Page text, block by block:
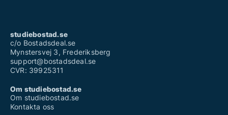
Lägenheter att hyra i Kirseberg
Lägenheter att hyra i Klippan
Lägenheter att hyra i Kristianstad
Lägenheter att hyra i Kävlinge
Lägenheter att hyra i Landskrona
Lägenheter att hyra i Lomma
Lägenheter att hyra i Lund
Lägenheter att hyra i Malmö Centrum
studiebostad.se
c/o Bostadsdeal.se
Mynstersvej 3, Frederiksberg
support@bostadsdeal.se
CVR: 39925311
Om studiebostad.se
Om studiebostad.se
Kontakta oss